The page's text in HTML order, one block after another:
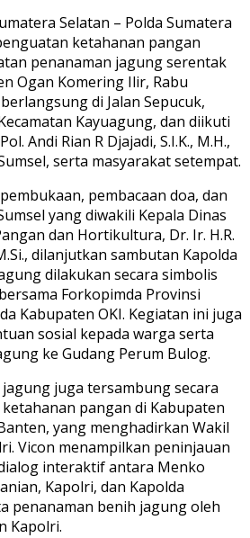
Selatan – Polda Sumatera
ketahanan pangan
penanaman jagung serentak
Ogan Komering Ilir, Rabu
di Jalan Sepucuk,
Kayuagung, dan diikuti
Andi Rian R Djajadi, S.I.K., M.H.,
serta masyarakat setempat.
pembacaan doa, dan
yang diwakili Kepala Dinas
dan Hortikultura, Dr. Ir. H.R.
dilanjutkan sambutan Kapolda
dilakukan secara simbolis
Forkopimda Provinsi
Kabupaten OKI. Kegiatan ini juga
sosial kepada warga serta
ke Gudang Perum Bulog.
juga tersambung secara
pangan di Kabupaten
yang menghadirkan Wakil
Vicon menampilkan peninjauan
interaktif antara Menko
Kapolri, dan Kapolda
penanaman benih jagung oleh
Kapolri.